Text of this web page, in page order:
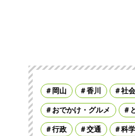
岡山 香川 社会
おでかけ・グルメ
行政 交通 科